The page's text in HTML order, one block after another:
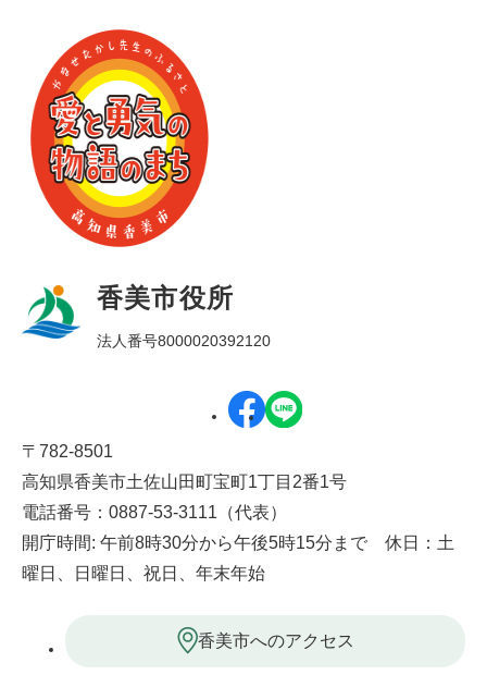
香美市役所
法人番号8000020392120
〒782-8501
高知県香美市土佐山田町宝町1丁目2番1号
電話番号：0887-53-3111（代表）
開庁時間: 午前8時30分から午後5時15分まで 休日：土
曜日、日曜日、祝日、年末年始
香美市へのアクセス